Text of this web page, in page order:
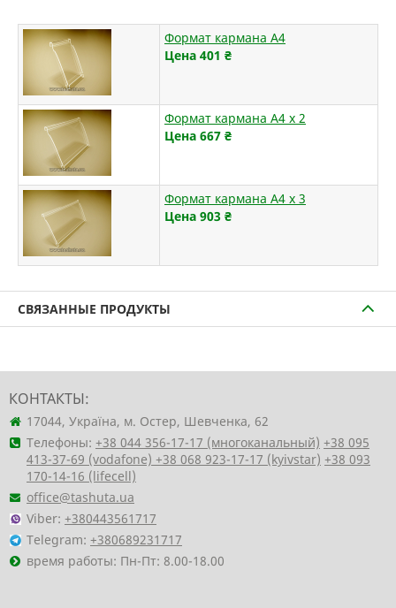
Формат кармана А4
Цена 401 ₴
Формат кармана А4 х 2
Цена 667 ₴
Формат кармана А4 х 3
Цена 903 ₴
СВЯЗАННЫЕ ПРОДУКТЫ
КОНТАКТЫ:
17044, Україна, м. Остер, Шевченка, 62
Телефоны: +38 044 356-17-17 (многоканальный) +38 095
413-37-69 (vodafone) +38 068 923-17-17 (kyivstar) +38 093
170-14-16 (lifecell)
office@tashuta.ua
Viber: +380443561717
Telegram: +380689231717
время работы: Пн-Пт: 8.00-18.00